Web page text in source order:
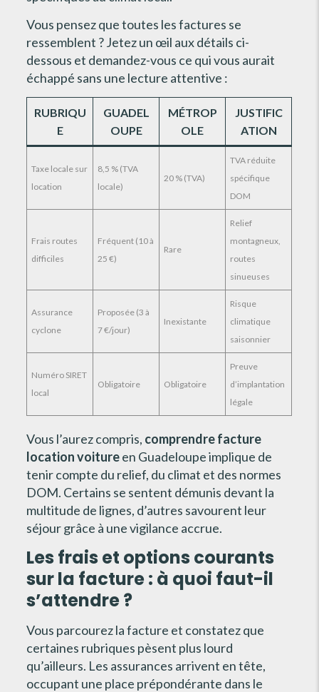
Vous pensez que toutes les factures se
ressemblent ? Jetez un œil aux détails ci-
dessous et demandez-vous ce qui vous aurait
échappé sans une lecture attentive :
RUBRIQU
E
GUADEL
OUPE
MÉTROP
OLE
JUSTIFIC
ATION
Taxe locale sur
location
8,5 % (TVA
locale)
20 % (TVA)
TVA réduite
spécifique
DOM
Frais routes
difficiles
Fréquent (10 à
25 €)
Rare
Relief
montagneux,
routes
sinueuses
Assurance
cyclone
Proposée (3 à
7 €/jour)
Inexistante
Risque
climatique
saisonnier
Numéro SIRET
local
Obligatoire Obligatoire
Preuve
d’implantation
légale
Vous l’aurez compris, comprendre facture
location voitureen Guadeloupe implique de
tenir compte du relief, du climat et des normes
DOM. Certains se sentent démunis devant la
multitude de lignes, d’autres savourent leur
séjour grâce à une vigilance accrue.
Les frais et options courants
sur la facture : à quoi faut-il
s’attendre ?
Vous parcourez la facture et constatez que
certaines rubriques pèsent plus lourd
qu’ailleurs. Les assurances arrivent en tête,
occupant une place prépondérante dans le